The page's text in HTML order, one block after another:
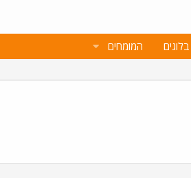
בלוגים המומחים